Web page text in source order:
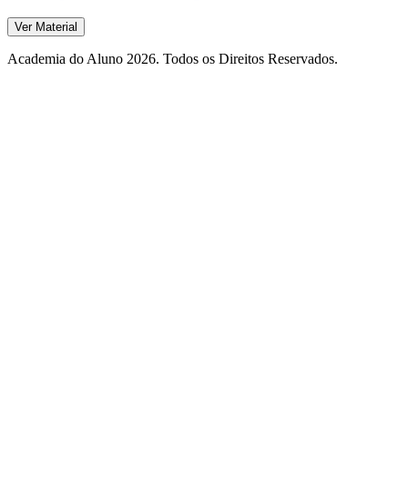
Ver Material
Academia do Aluno 2026. Todos os Direitos Reservados.